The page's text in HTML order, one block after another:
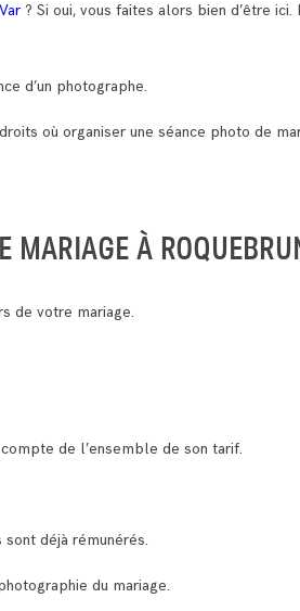
Var ? Si oui, vous faites alors bien d’être ici.
d’un photographe.
où organiser une séance photo de
MARIAGE À
de votre mariage.
de l’ensemble de son tarif.
déjà rémunérés.
du mariage.